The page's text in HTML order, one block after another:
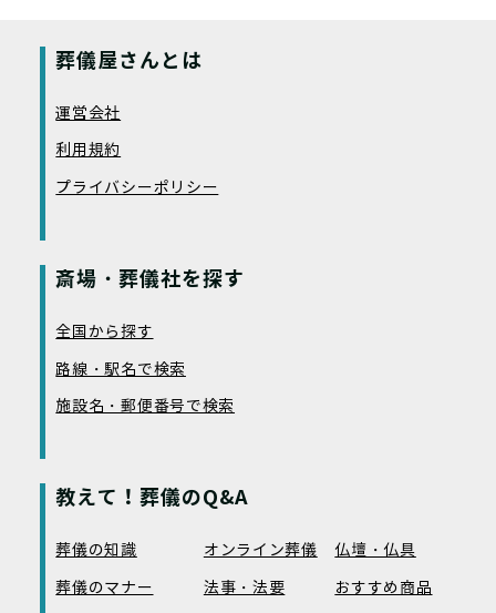
葬儀屋さんとは
運営会社
利用規約
プライバシーポリシー
斎場・葬儀社を探す
全国から探す
路線・駅名で検索
施設名・郵便番号で検索
教えて！葬儀のQ&A
葬儀の知識 オンライン葬儀
仏壇・仏具
葬儀のマナー
法事・法要
おすすめ商品